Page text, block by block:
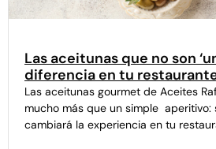
Las aceitunas que no son
diferencia en tu
Las aceitunas gourmet de Aceites
mucho más que un simple aperitivo:
cambiará la experiencia en tu